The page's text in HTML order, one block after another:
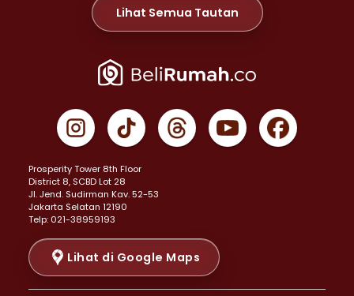
Properti Dijual di Meruya >
Properti Dijual di Jelambar >
Properti Dijual di Jakarta Pusat >
Properti Dijual di Gambir >
Properti Dijual di Johar Baru >
Properti Dijual di Menteng >
Properti Dijual di Senen >
Properti Dijual di Tanah Abang >
Properti Dijual di Cikini >
Properti Dijual di Kramat >
Properti Dijual di Pasar Baru >
Properti Dijual di Bendungan Hilir >
Lihat Semua Tautan
Prosperity Tower 8th Floor
District 8, SCBD Lot 28
JI. Jend. Sudirman Kav. 52-53
Jakarta Selatan 12190
Telp: 021-38959193
Lihat di Google Maps